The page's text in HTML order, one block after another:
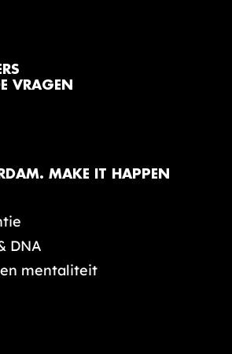
VRAGEN
MAKE IT HAPPEN
DNA
mentaliteit